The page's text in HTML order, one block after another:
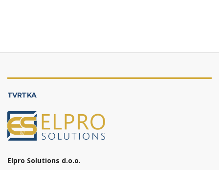
TVRTKA
Elpro Solutions d.o.o.